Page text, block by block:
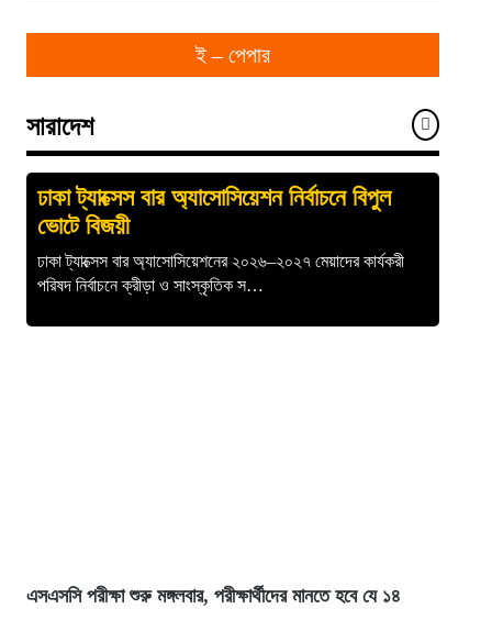
ই – পেপার
সারাদেশ
ঢাকা ট্যাক্সেস বার অ্যাসোসিয়েশন নির্বাচনে বিপুল
ভোটে বিজয়ী
ঢাকা ট্যাক্সেস বার অ্যাসোসিয়েশনের ২০২৬–২০২৭ মেয়াদের কার্যকরী
পরিষদ নির্বাচনে ক্রীড়া ও সাংস্কৃতিক স…
এসএসসি পরীক্ষা শুরু মঙ্গলবার, পরীক্ষার্থীদের মানতে হবে যে ১৪